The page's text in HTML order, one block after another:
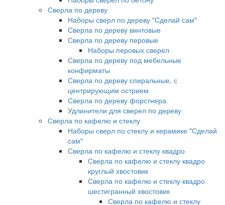
Сверла по дереву
Наборы сверл по дереву "Сделай сам"
Сверла по дереву винтовые
Сверла по дереву перовые
Наборы перовых сверел
Сверла по дереву под мебельные
конфирматы
Сверла по дереву спиральные, с
центрирующим острием
Сверла по дереву форстнера
Удлинители для сверел по дереву
Сверла по кафелю и стеклу
Наборы сверл по стеклу и керамике "Сделай
сам"
Сверла по кафелю и стеклу квадро
Сверла по кафелю и стеклу квадро
круглый хвостовик
Сверла по кафелю и стеклу квадро
шестигранный хвостовик
Сверла по кафелю и стеклу